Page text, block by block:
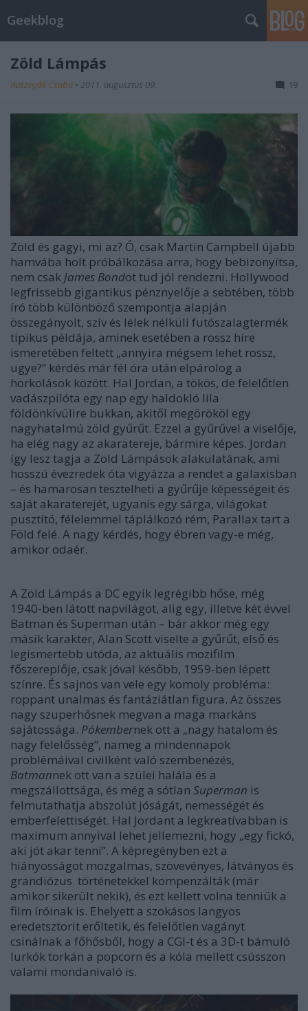
Geekblog
Zöld Lámpás
Rusznyák Csaba • 2011. augusztus 09. 19
Zöld és gagyi, mi az? Ó, csak Martin Campbell újabb
hamvába holt próbálkozása arra, hogy bebizonyítsa,
nem csak James Bondot tud jól rendezni. Hollywood
legfrissebb gigantikus pénznyelője a sebtében, több
író több különböző szempontja alapján
összegányolt, szív és lélek nélküli futószalagtermék
tipikus példája, aminek esetében a rossz híre
ismeretében feltett „annyira mégsem lehet rossz,
ugye?” kérdés már fél óra után elpárolog a
horkolások között. Hal Jordan, a tökös, de felelőtlen
vadászpilóta egy nap egy haldokló lila
földönkívülire bukkan, akitől megörököl egy
nagyhatalmú zöld gyűrűt. Ezzel a gyűrűvel a viselője,
ha elég nagy az akaratereje, bármire képes. Jordan
így lesz tagja a Zöld Lámpások alakulatának, ami
hosszú évezredek óta vigyázza a rendet a galaxisban
– és hamarosan tesztelheti a gyűrűje képességeit és
saját akaraterejét, ugyanis egy sárga, világokat
pusztító, félelemmel táplálkozó rém, Parallax tart a
Föld felé. A nagy kérdés, hogy ébren vagy-e még,
amikor odaér.
A Zöld Lámpás a DC egyik legrégibb hőse, még
1940-ben látott napvilágot, alig egy, illetve két évvel
Batman és Superman után – bár akkor még egy
másik karakter, Alan Scott viselte a gyűrűt, első és
legismertebb utóda, az aktuális mozifilm
főszereplője, csak jóval később, 1959-ben lépett
színre. És sajnos van vele egy komoly probléma:
roppant unalmas és fantáziátlan figura. Az összes
nagy szuperhősnek megvan a maga markáns
sajátossága. Pókembernek ott a „nagy hatalom és
nagy felelősség”, nameg a mindennapok
problémáival civilként való szembenézés,
Batmannek ott van a szülei halála és a
megszállottsága, és még a sótlan Superman is
felmutathatja abszolút jóságát, nemességét és
emberfelettiségét. Hal Jordant a legkreatívabban is
maximum annyival lehet jellemezni, hogy „egy fickó,
aki jót akar tenni”. A képregényben ezt a
hiányosságot mozgalmas, szövevényes, látványos és
grandiózus történetekkel kompenzálták (már
amikor sikerült nekik), és ezt kellett volna tenniük a
film íróinak is. Ehelyett a szokásos langyos
eredetsztorit erőltetik, és felelőtlen vagányt
csinálnak a főhősből, hogy a CGI-t és a 3D-t bámuló
lurkók torkán a popcorn és a kóla mellett csússzon
valami mondanivaló is.